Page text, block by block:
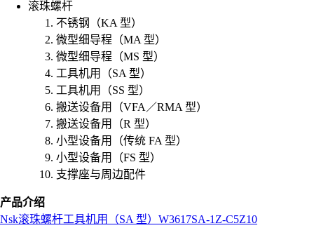
滚珠螺杆
不锈钢（KA 型）
微型细导程（MA 型）
微型细导程（MS 型）
工具机用（SA 型）
工具机用（SS 型）
搬送设备用（VFA／RMA 型）
搬送设备用（R 型）
小型设备用（传统 FA 型）
小型设备用（FS 型）
支撑座与周边配件
产品介绍
Nsk滚珠螺杆工具机用（SA 型） W3617SA-1Z-C5Z10